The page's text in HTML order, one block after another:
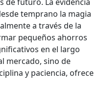
temprano la magia
a través de la
pequeños ahorros
en el largo
mercado, sino de
y paciencia, ofrece